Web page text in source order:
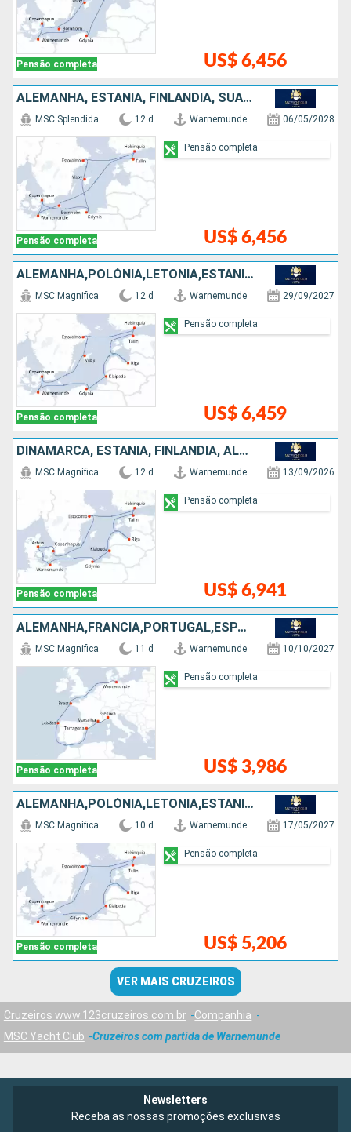
Pensão completa US$ 6,456
ALEMANHA, ESTÃNIA, FINLÃNDIA, SUÃCIA, POLÓNIA, DINAMARCA
Pensão completa
MSC Splendida 12 d Warnemunde 06/05/2028
US$ 6,456
Pensão completa
ALEMANHA,POLÓNIA,LETÔNIA,ESTÃNIA,FINLÃNDIA,SUÃCIA,DINAMARCA
Pensão completa
MSC Magnifica 12 d Warnemunde 29/09/2027
US$ 6,459
Pensão completa
DINAMARCA, ESTÃNIA, FINLÃNDIA, ALEMANHA, SUÃCIA, POLÓNIA, LETÔNIA
Pensão completa
MSC Magnifica 12 d Warnemunde 13/09/2026
US$ 6,941
Pensão completa
ALEMANHA,FRANCIA,PORTUGAL,ESPANHA,ITÁLIA
Pensão completa
MSC Magnifica 11 d Warnemunde 10/10/2027
US$ 3,986
Pensão completa
ALEMANHA,POLÓNIA,LETÔNIA,ESTÃNIA,FINLÃNDIA,SUÃCIA,DINAMARCA
Pensão completa
MSC Magnifica 10 d Warnemunde 17/05/2027
US$ 5,206
Pensão completa
VER MAIS CRUZEIROS
Cruzeiros www.123cruzeiros.com.br
Companhia
MSC Yacht Club
Cruzeiros com partida de Warnemunde
Newsletters
Receba as nossas promoções exclusivas